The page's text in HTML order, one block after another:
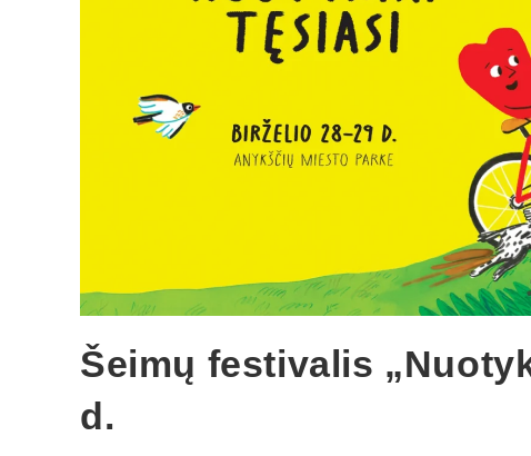
Šeimų festivalis
d.